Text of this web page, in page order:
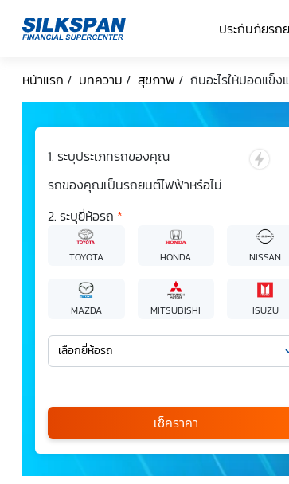
ประกันภัยรถ
หน้าแรก / บทความ / สุขภาพ / กินอะไรให้ปอดแข็ง
ระบุประเภทรถของคุณ
รถของคุณเป็นรถยนต์ไฟฟ้าหรือไม่
ระบุยี่ห้อรถ *
TOYOTA HONDA NISSAN
MAZDA MITSUBISHI ISUZU
เลือกยี่ห้อรถ
เลือกรุ่นรถ
กรุณาเลือก
*
เช็คราคา